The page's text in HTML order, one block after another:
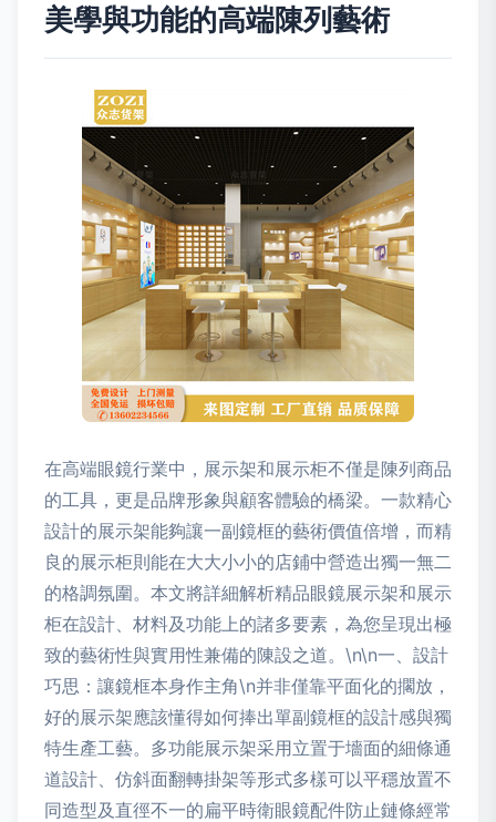
美學與功能的高端陳列藝術
在高端眼鏡行業中，展示架和展示柜不僅是陳列商品
的工具，更是品牌形象與顧客體驗的橋梁。一款精心
設計的展示架能夠讓一副鏡框的藝術價值倍增，而精
良的展示柜則能在大大小小的店鋪中營造出獨一無二
的格調氛圍。本文將詳細解析精品眼鏡展示架和展示
柜在設計、材料及功能上的諸多要素，為您呈現出極
致的藝術性與實用性兼備的陳設之道。\n\n一、設計
巧思：讓鏡框本身作主角\n并非僅靠平面化的擱放，
好的展示架應該懂得如何捧出單副鏡框的設計感與獨
特生產工藝。多功能展示架采用立置于墻面的細條通
道設計、仿斜面翻轉掛架等形式多樣可以平穩放置不
同造型及直徑不一的扁平時衛眼鏡配件防止鏈條經常